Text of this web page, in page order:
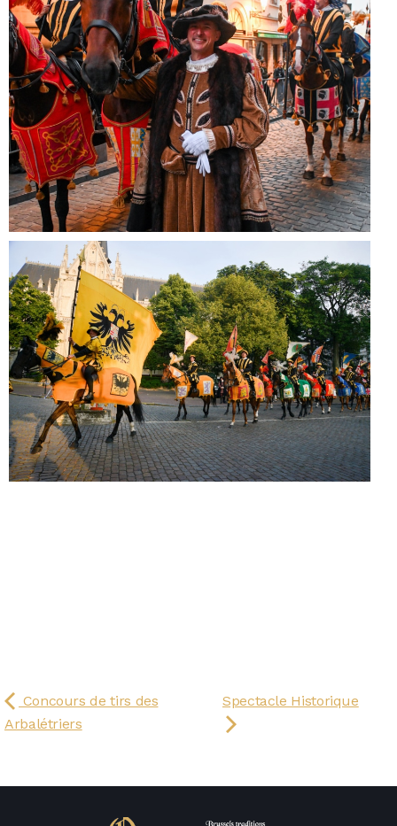
Concours de tirs des
Arbalétriers
Spectacle Historique